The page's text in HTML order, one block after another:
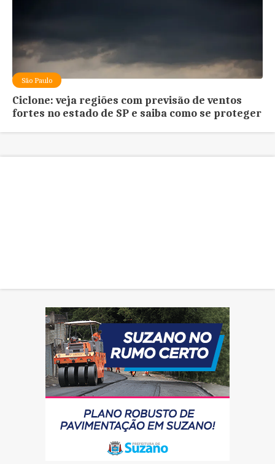
São Paulo
Ciclone: veja regiões com previsão de ventos
fortes no estado de SP e saiba como se proteger